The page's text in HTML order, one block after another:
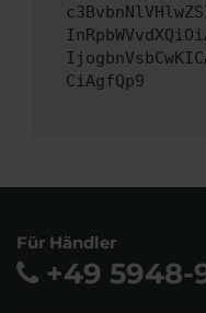
CiAgfQp9
Für Händler
+49 5948-